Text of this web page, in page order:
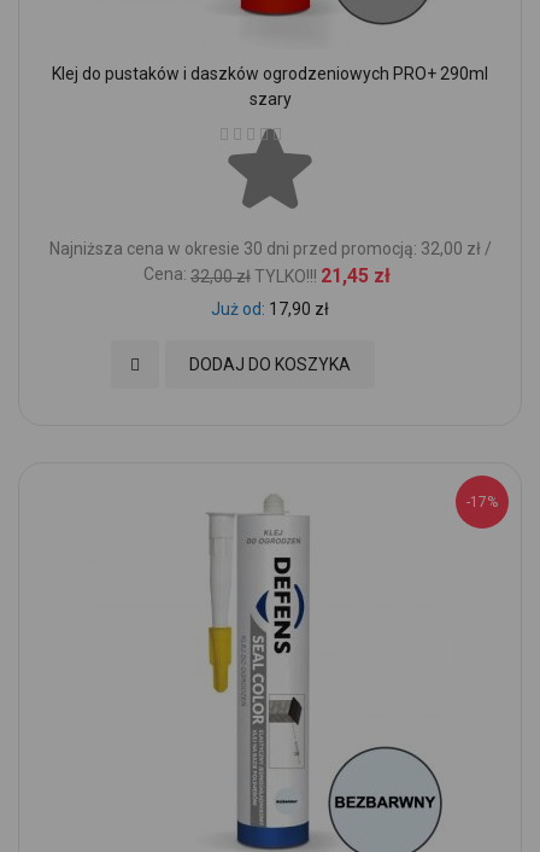
Klej do pustaków i daszków ogrodzeniowych PRO+ 290ml
szary
Ocena:
Najniższa cena w okresie 30 dni przed promocją: 32,00 zł /
Cena: 32,00 złTYLKO!!! 21,45 zł
Już od 17,90 zł
DODAJ DO KOSZYKA
Dodaj do Ulubionych
-17%